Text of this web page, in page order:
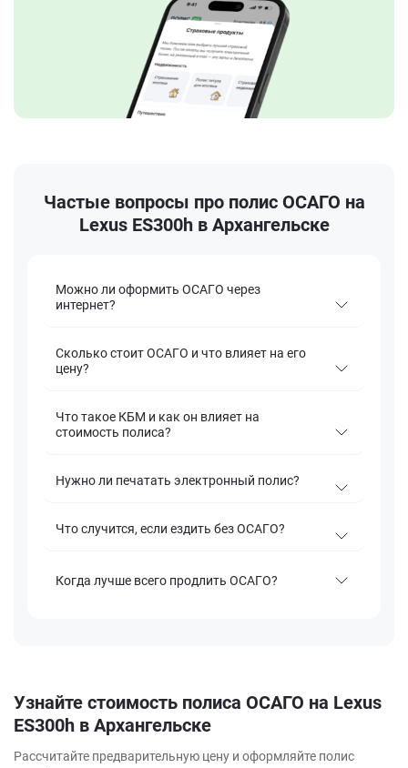
Частые вопросы про полис ОСАГО на
Lexus ES300h в Архангельске
Можно ли оформить ОСАГО через
интернет?
Сколько стоит ОСАГО и что влияет на его
цену?
Что такое КБМ и как он влияет на
стоимость полиса?
Нужно ли печатать электронный полис?
Что случится, если ездить без ОСАГО?
Когда лучше всего продлить ОСАГО?
Узнайте стоимость полиса ОСАГО на Lexus
ES300h в Архангельске
Рассчитайте предварительную цену и оформляйте полис